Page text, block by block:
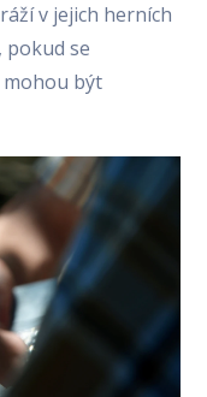
v jejich herních
pokud se
mohou být